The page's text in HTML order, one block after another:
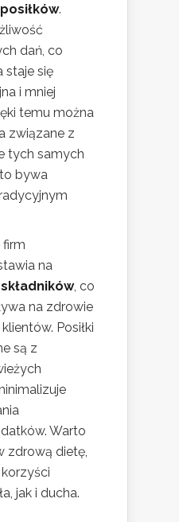
.
dań, co
staje się
i mniej
temu można
związane z
tych samych
bywa
firm
na
, co
na zdrowie
Posiłki
są z
Warto
zdrową dietę,
jak i ducha.